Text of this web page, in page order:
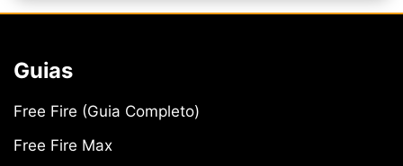
Guias
Free Fire (Guia Completo)
Free Fire Max